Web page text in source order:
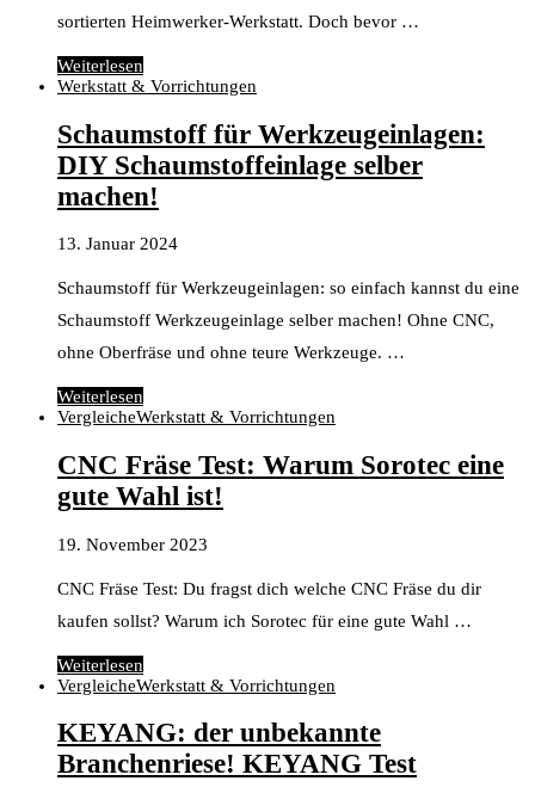
sortierten Heimwerker-Werkstatt. Doch bevor …
Weiterlesen
Werkstatt & Vorrichtungen
Schaumstoff für Werkzeugeinlagen:
DIY Schaumstoffeinlage selber
machen!
13. Januar 2024
Schaumstoff für Werkzeugeinlagen: so einfach kannst du eine
Schaumstoff Werkzeugeinlage selber machen! Ohne CNC,
ohne Oberfräse und ohne teure Werkzeuge. …
Weiterlesen
VergleicheWerkstatt & Vorrichtungen
CNC Fräse Test: Warum Sorotec eine
gute Wahl ist!
19. November 2023
CNC Fräse Test: Du fragst dich welche CNC Fräse du dir
kaufen sollst? Warum ich Sorotec für eine gute Wahl …
Weiterlesen
VergleicheWerkstatt & Vorrichtungen
KEYANG: der unbekannte
Branchenriese! KEYANG Test